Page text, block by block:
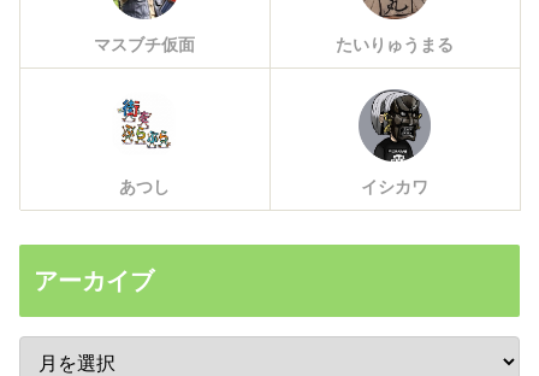
マスブチ仮面 たいりゅうまる
あつし イシカワ
アーカイブ